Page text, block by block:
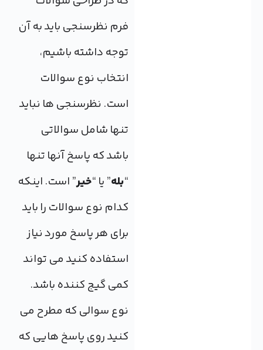
فرم نظرسنجی باید به آن
توجه داشته باشیم،
انتخاب نوع سوالات
است. نظرسنجی ها نباید
تنها شامل سوالاتی
باشد که پاسخ آنها تنها
“بله” یا “خیر” است. اینکه
کدام نوع سوالات را باید
برای هر پاسخ مورد نیاز
استفاده کنید می تواند
کمی گیج کننده باشد.
نوع سوالی که مطرح می
کنید روی پاسخ هایی که